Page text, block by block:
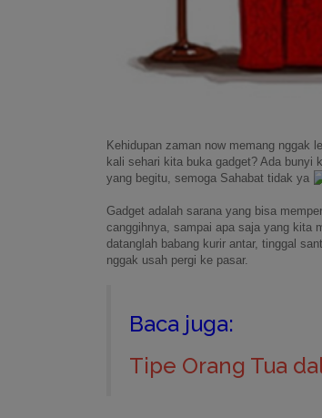
Kehidupan zaman now memang nggak
kali sehari kita buka gadget? Ada bunyi
yang begitu, semoga Sahabat tidak ya
Gadget adalah sarana yang bisa
canggihnya, sampai apa saja yang kita
datanglah babang kurir antar, tinggal
nggak usah pergi ke pasar.
Baca juga:
Tipe Orang Tua